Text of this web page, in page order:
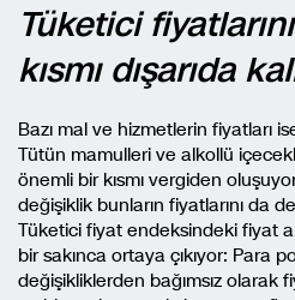
Tüketici
kısmı dışarıda
Bazı mal ve hizmetlerin fiyatları
Tütün mamulleri ve alkollü
önemli bir kısmı vergiden
değişiklik bunların fiyatlarını da
Tüketici fiyat endeksindeki fiyat
bir sakınca ortaya çıkıyor: Para
değişikliklerden bağımsız olarak